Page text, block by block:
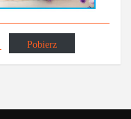
Pobierz